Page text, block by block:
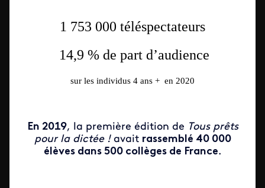
1 753 000 téléspectateurs
14,9 % de part d’audience
sur les individus 4 ans + en 2020
En 2019, la première édition de Tous prêts
pour la dictée ! avait rassemblé 40 000
élèves dans 500 collèges de France.